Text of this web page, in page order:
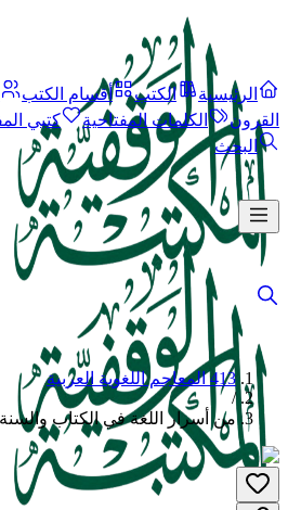
الرئيسية الكتب أقسام الكتب
القرون
الكلمات المفتاحية
كتبي
البحث
413 المعاجم اللغوية العربية
/
من أسرار اللغة في الكتاب